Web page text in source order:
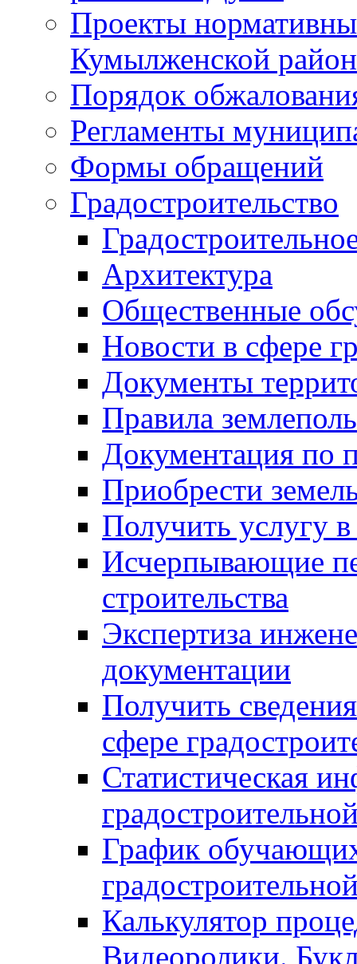
Проекты
Кумылженской
Порядок
Регламенты
Формы обращений
Градостроительство
Архитектура
Общественные
Новости в сфере
Документы
Правила
Документация по
Приобрести
Получить услугу в
Исчерпывающие
строительства
Экспертиза
документации
Получить
сфере
Статистическая
График
Калькулятор
Видеоролики.